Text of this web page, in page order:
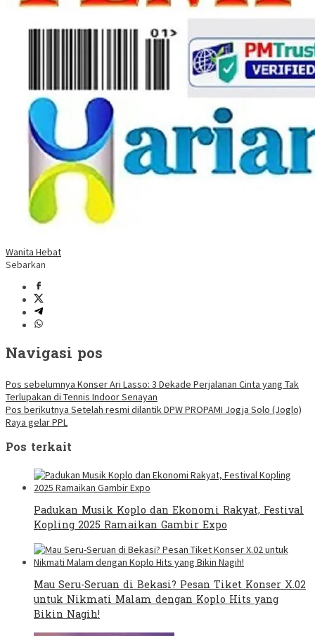
Wanita Hebat
Sebarkan
Navigasi pos
Pos sebelumnya Konser Ari Lasso: 3 Dekade Perjalanan Cinta yang Tak
Terlupakan di Tennis Indoor Senayan
Pos berikutnya Setelah resmi dilantik DPW PROPAMI Jogja Solo (Joglo)
Raya gelar PPL
Pos terkait
Padukan Musik Koplo dan Ekonomi Rakyat, Festival
Kopling 2025 Ramaikan Gambir Expo
Mau Seru-Seruan di Bekasi? Pesan Tiket Konser X.02
untuk Nikmati Malam dengan Koplo Hits yang
Bikin Nagih!